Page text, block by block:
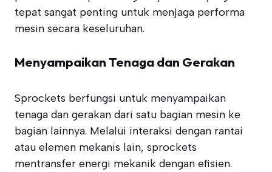
tepat sangat penting untuk menjaga performa
mesin secara keseluruhan.
Menyampaikan Tenaga dan Gerakan
Sprockets berfungsi untuk menyampaikan
tenaga dan gerakan dari satu bagian mesin ke
bagian lainnya. Melalui interaksi dengan rantai
atau elemen mekanis lain, sprockets
mentransfer energi mekanik dengan efisien.